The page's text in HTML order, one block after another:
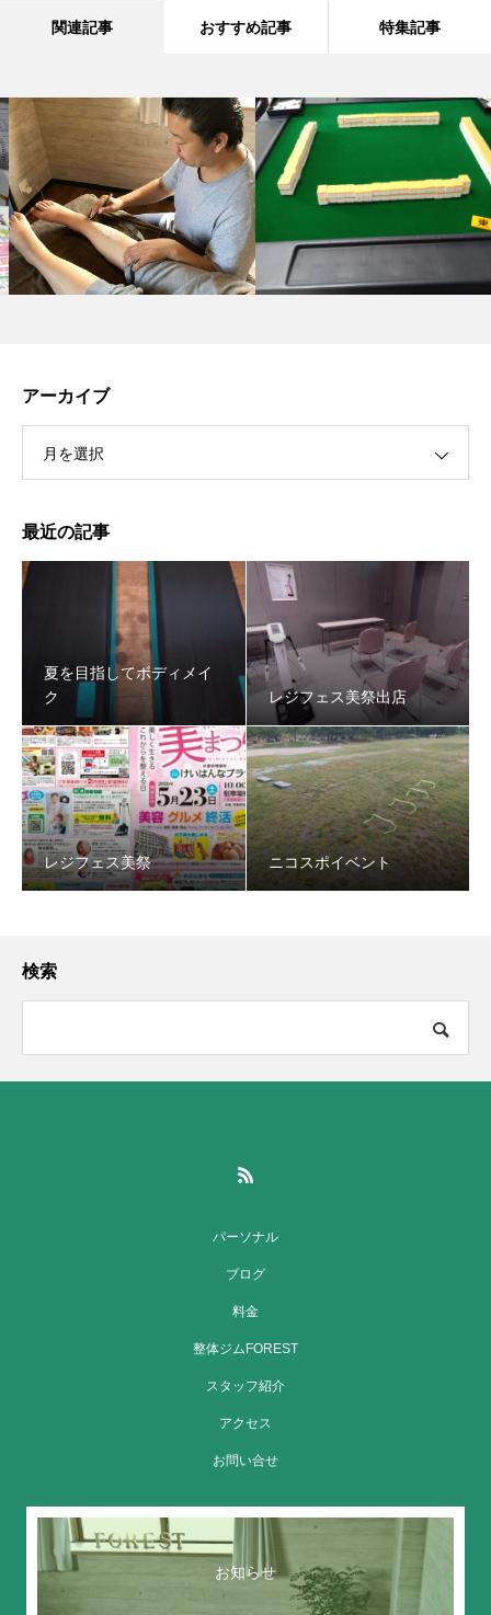
関連記事 おすすめ記事 特集記事
アーカイブ
月を選択
最近の記事
夏を目指してボディメイ
ク
レジフェス美祭出店
レジフェス美祭 ニコスポイベント
検索
パーソナル
ブログ
料金
整体ジムFOREST
スタッフ紹介
アクセス
お問い合せ
お知らせ